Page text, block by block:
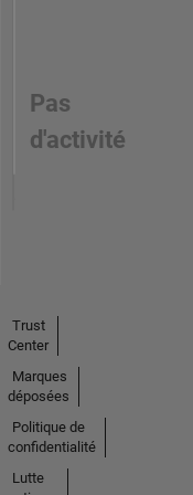
Pas
d'activité
Trust
Center
Marques
déposées
Politique de
confidentialité
Lutte